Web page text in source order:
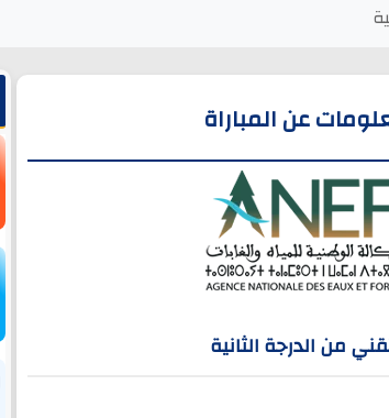
عن المباراة
من الدرجة الثانية